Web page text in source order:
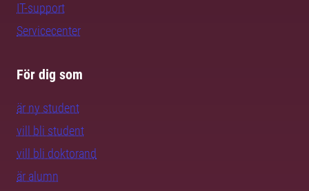
IT-support
Servicecenter
För dig som
är ny student
vill bli student
vill bli doktorand
är alumn